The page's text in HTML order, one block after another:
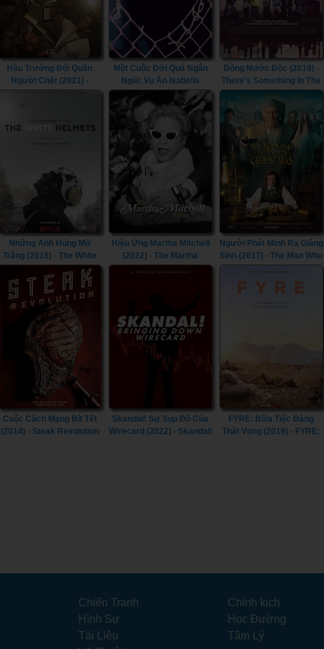
Hậu Trường Đội Quân
Người Chết (2021) -
Creating An Army Of The
Một Cuộc Đời Quá Ngắn
Ngủi: Vụ Án Isabella
Nardoni (2023) - A Life Too
Short: The Isabella
Nardoni Case (2023)
Dòng Nước Độc (2019) -
There's Something In The
Water (2019)
Những Anh Hùng Mũ
Trắng (2016) - The White
Hiệu Ứng Martha Mitchell
(2022) - The Martha
Người Phát Minh Ra Giáng
Sinh (2017) - The Man Who
Invented Christmas (2017)
Cuộc Cách Mạng Bít Tết
(2014) - Steak Revolution
Skandal! Sự Sụp Đổ Của
Wirecard (2022) - Skandal!
FYRE: Bữa Tiệc Đáng
Thất Vọng (2019) - FYRE:
Chiến Tranh Chính kịch
Hình Sự Học Đường
Tài Liệu Tâm Lý